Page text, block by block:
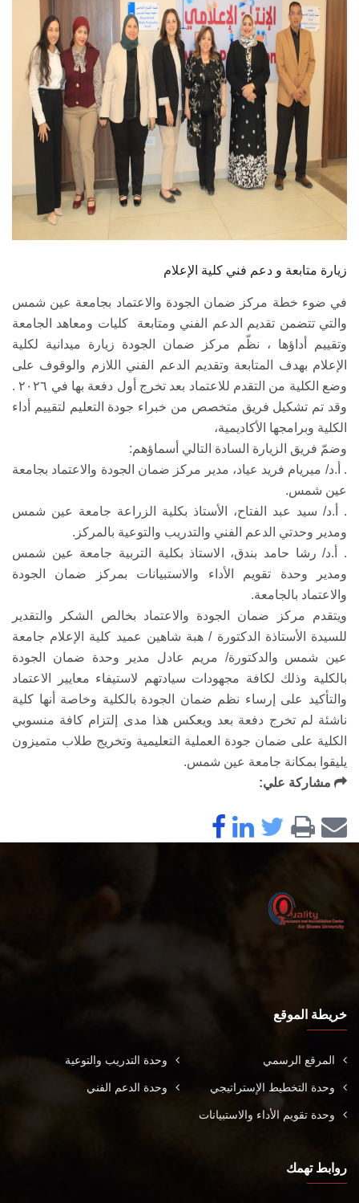
اتصل بنا
زيارة متابعة و دعم فني كلية الإعلام
في ضوء خطة مركز ضمان الجودة والاعتماد بجامعة عين شمس
والتي تتضمن تقديم الدعم الفني ومتابعة كليات ومعاهد الجامعة
وتقييم أداؤها ، نظّم مركز ضمان الجودة زيارة ميدانية لكلية
الإعلام بهدف المتابعة وتقديم الدعم الفني اللازم والوقوف على
وضع الكلية من التقدم للاعتماد بعد تخرج أول دفعة بها في ٢٠٢٦ .
وقد تم تشكيل فريق متخصص من خبراء جودة التعليم لتقييم أداء
الكلية وبرامجها الأكاديمية،
وضمّ فريق الزيارة السادة التالي أسماؤهم:
. أ.د/ ميريام فريد عياد، مدير مركز ضمان الجودة والاعتماد بجامعة
عين شمس.
. أ.د/ سيد عبد الفتاح، الأستاذ بكلية الزراعة جامعة عين شمس
ومدير وحدتي الدعم الفني والتدريب والتوعية بالمركز.
. أ.د/ رشا حامد بندق، الاستاذ بكلية التربية جامعة عين شمس
ومدير وحدة تقويم الأداء والاستبيانات بمركز ضمان الجودة
والاعتماد بالجامعة.
ويتقدم مركز ضمان الجودة والاعتماد بخالص الشكر والتقدير
للسيدة الأستاذة الدكتورة / هبة شاهين عميد كلية الإعلام جامعة
عين شمس والدكتورة/ مريم عادل مدير وحدة ضمان الجودة
بالكلية وذلك لكافة مجهودات سيادتهم لاستيفاء معايير الاعتماد
والتأكيد على إرساء نظم ضمان الجودة بالكلية وخاصة أنها كلية
ناشئة لم تخرج دفعة بعد ويعكس هذا مدى إلتزام كافة منسوبي
الكلية على ضمان جودة العملية التعليمية وتخريج طلاب متميزون
يليقوا بمكانة جامعة عين شمس.
مشاركة علي:
خريطة الموقع
المرقع الرسمي وحدة التدريب والتوعية
وحدة التخطيط الإستراتيجي وحدة الدعم الفني
وحدة تقويم الأداء والاستبيانات
روابط تهمك